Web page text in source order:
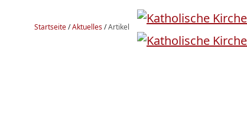
Startseite/Aktuelles/Artikel